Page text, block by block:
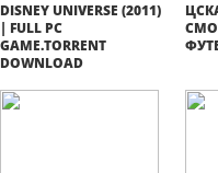
DISNEY UNIVERSE (2011)
| FULL PC
GAME.TORRENT
DOWNLOAD